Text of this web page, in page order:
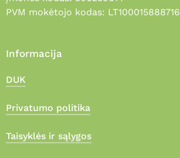
PVM mokėtojo kodas: LT100015888716
Informacija
DUK
Privatumo politika
Taisyklės ir sąlygos